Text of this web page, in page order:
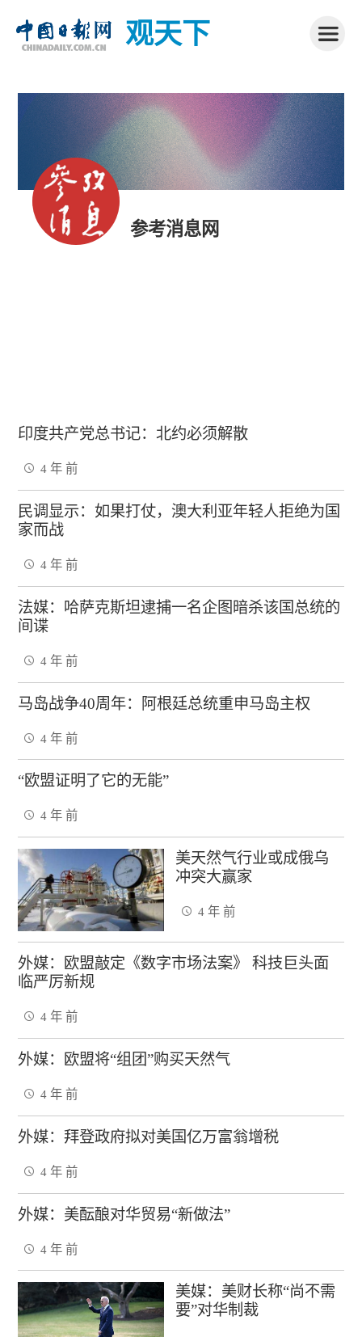
观天下
参考消息网
印度共产党总书记：北约必须解散
4 年 前
民调显示：如果打仗，澳大利亚年轻人拒绝为国
家而战
4 年 前
法媒：哈萨克斯坦逮捕一名企图暗杀该国总统的
间谍
4 年 前
马岛战争40周年：阿根廷总统重申马岛主权
4 年 前
“欧盟证明了它的无能”
4 年 前
美天然气行业或成俄乌
冲突大赢家
4 年 前
外媒：欧盟敲定《数字市场法案》 科技巨头面
临严厉新规
4 年 前
外媒：欧盟将“组团”购买天然气
4 年 前
外媒：拜登政府拟对美国亿万富翁增税
4 年 前
外媒：美酝酿对华贸易“新做法”
4 年 前
美媒：美财长称“尚不需
要”对华制裁